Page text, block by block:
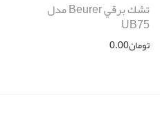
تشك برقي Beurer مدل
UB75
تومان0.00